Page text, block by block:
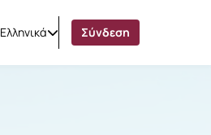
Ελληνικά Σύνδεση